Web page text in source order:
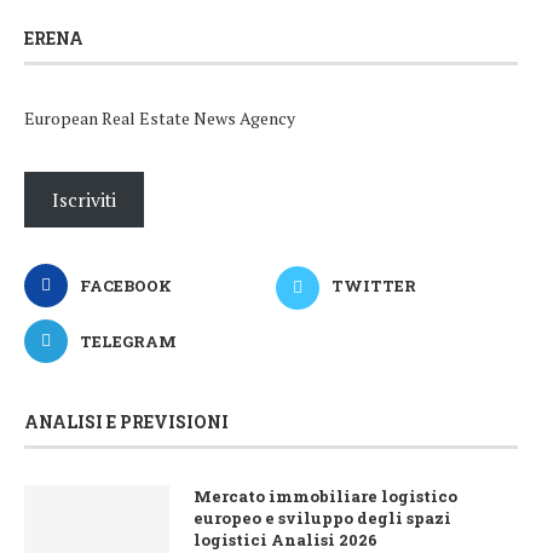
ERENA
European Real Estate News Agency
Iscriviti
FACEBOOK TWITTER
TELEGRAM
ANALISI E PREVISIONI
Mercato immobiliare logistico
europeo e sviluppo degli spazi
logistici Analisi 2026